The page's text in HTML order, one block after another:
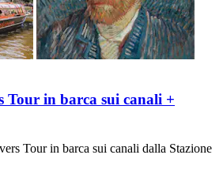
Tour in barca sui canali +
Tour in barca sui canali dalla Stazione